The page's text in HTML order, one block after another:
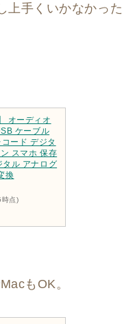
手くいかなかっ
オーディオ
ケーブル
ード デジタ
スマホ 保存
タル アナログ
換
点)
もOK。